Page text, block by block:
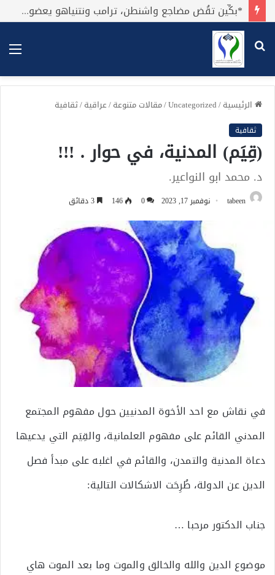
*بكِّين تقُض مضاجع واشنطن، ترامب ونتنياهو يعضون على أصابِعهُم وليس بيدهم حيلَة!.*
بحث
عن
الرئيسية/
Uncategorized
/مقالات متنوعة/عراقية/ثقافية
ثقافية
(قِيَم) المدنية، في حوار . !!!
د. محمد ابو النواعير.
tabeen نوفمبر 17, 2023 0
146
في نقاش مع احد الأخوة المدنيين حول مفهوم المجتمع
المدني القائم على مفهوم العلمانية، والقِيَم التي يدعيها
دعاة المدنية والتمدن، والقائم في اغلبه على مبدأ فصل
الدين عن الدولة، طُرِحَت الاشكالات التالية:
جناب الدكتور مرحبا …
موضوع الدين والله والخالق والموت وما بعد الموت هاي